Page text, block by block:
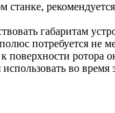
станке,
габаритам
потребуется не
ротора
во время